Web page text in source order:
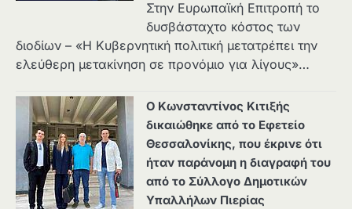
Στην Ευρωπαϊκή Επιτροπή το
δυσβάσταχτο κόστος των
διοδίων – «Η Κυβερνητική πολιτική μετατρέπει την
ελεύθερη μετακίνηση σε προνόμιο για λίγους»…
Ο Κωνσταντίνος Κιτιξής
δικαιώθηκε από το Εφετείο
Θεσσαλονίκης, που έκρινε ότι
ήταν παράνομη η διαγραφή του
από το Σύλλογο Δημοτικών
Υπαλλήλων Πιερίας